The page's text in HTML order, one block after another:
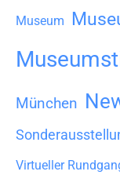
Museum
München
Virtueller